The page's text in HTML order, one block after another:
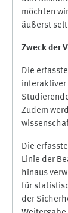
möchten
äußerst
Zweck der
Die
interaktiver
Zudem
Die
Linie der
hinaus
für
der